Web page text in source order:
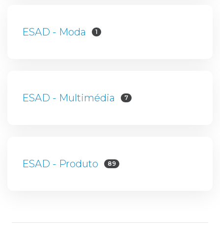
ESAD - Moda 1
ESAD - Multimédia 7
ESAD - Produto 89